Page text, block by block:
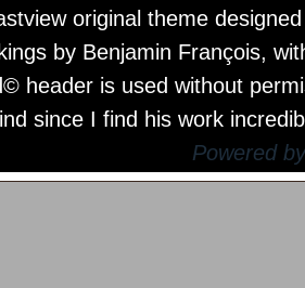
original theme
by Benjamin François,
header is used without
since I find his work
Powered